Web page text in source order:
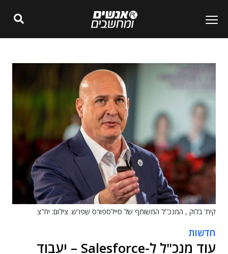
קית' בלוק , המנכ''ל המשותף של סיילספורס שפרש. צילום: יח"צ
חדשות
עוד מנכ"ל ל-Salesforce – יעבוד